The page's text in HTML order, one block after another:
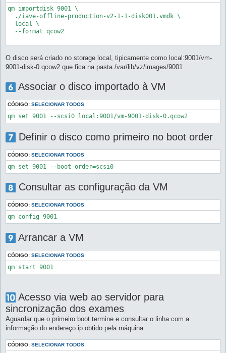
qm importdisk 9001 \
  ./iave-offline-production-v2-1-1-disk001.vmdk \
  local \
  --format qcow2
O disco será criado no storage local, tipicamente como local:9001/vm-
9001-disk-0.qcow2 que fica na pasta /var/lib/vz/images/9001
Associar o disco importado à VM
CÓDIGO: SELECIONAR TODOS
Definir o disco como primeiro no boot order
CÓDIGO: SELECIONAR TODOS
Consultar as configuração da VM
CÓDIGO: SELECIONAR TODOS
Arrancar a VM
CÓDIGO: SELECIONAR TODOS
Acesso via web ao servidor para
sincronização dos exames
Aguardar que o primeiro boot termine e consultar o linha com a
informação do endereço ip obtido pela máquina.
CÓDIGO: SELECIONAR TODOS